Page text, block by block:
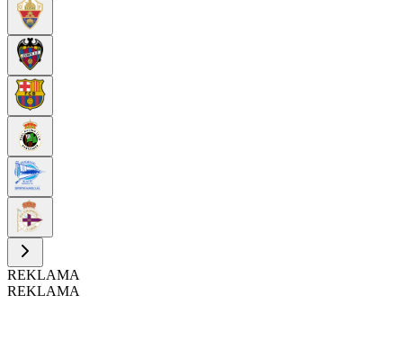
REKLAMA
REKLAMA